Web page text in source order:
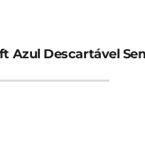
Azul Descartável